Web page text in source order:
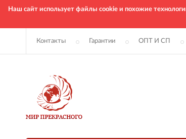
Наш сайт использует файлы cookie и похожие
Контакты Гарантии ОПТ И СП